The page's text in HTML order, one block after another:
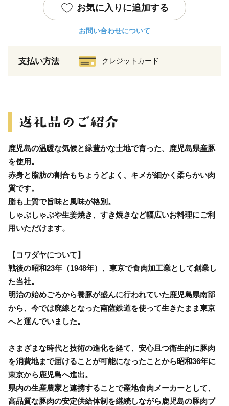
お気に入りに追加する
お問い合わせについて
支払い方法 クレジットカード
鹿児島の温暖な気候と緑豊かな土地で育った、鹿児島県産豚
を使用。
赤身と脂肪の割合もちょうどよく、キメが細かく柔らかい肉
質です。
脂も上質で旨味と風味が格別。
しゃぶしゃぶや生姜焼き、すき焼きなど幅広いお料理にご利
用いただけます。
【コワダヤについて】
戦後の昭和23年（1948年）、東京で食肉加工業として創業し
た当社。
明治の始めごろから養豚が盛んに行われていた鹿児島県南部
から、今では廃線となった南薩鉄道を使って生きたまま東京
へと運んでいました。
さまざまな時代と技術の進化を経て、安心且つ衛生的に豚肉
を消費地まで届けることが可能になったことから昭和36年に
東京から鹿児島へ進出。
県内の生産農家と連携することで産地食肉メーカーとして、
高品質な豚肉の安定供給体制を継続しながら鹿児島の豚肉ブ